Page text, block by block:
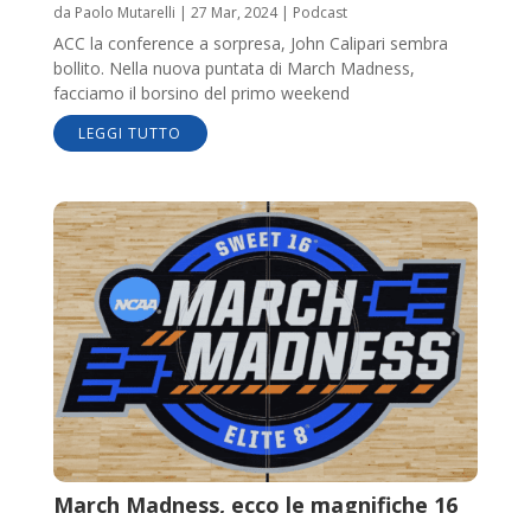
da Paolo Mutarelli | 27 Mar, 2024| Podcast
ACC la conference a sorpresa, John Calipari sembra
bollito. Nella nuova puntata di March Madness,
facciamo il borsino del primo weekend
LEGGI TUTTO
March Madness, ecco le magnifiche 16